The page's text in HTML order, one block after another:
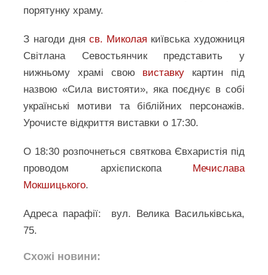
порятунку храму.
З нагоди дня св. Миколая київська художниця
Світлана Севостьянчик представить у
нижньому храмі свою виставку картин під
назвою «Сила вистояти», яка поєднує в собі
українські мотиви та біблійних персонажів.
Урочисте відкриття виставки о 17:30.
О 18:30 розпочнеться святкова Євхаристія під
проводом архієпископа Мечислава
Мокшицького.
Адреса парафії: вул. Велика Васильківська,
75.
Схожі новини: